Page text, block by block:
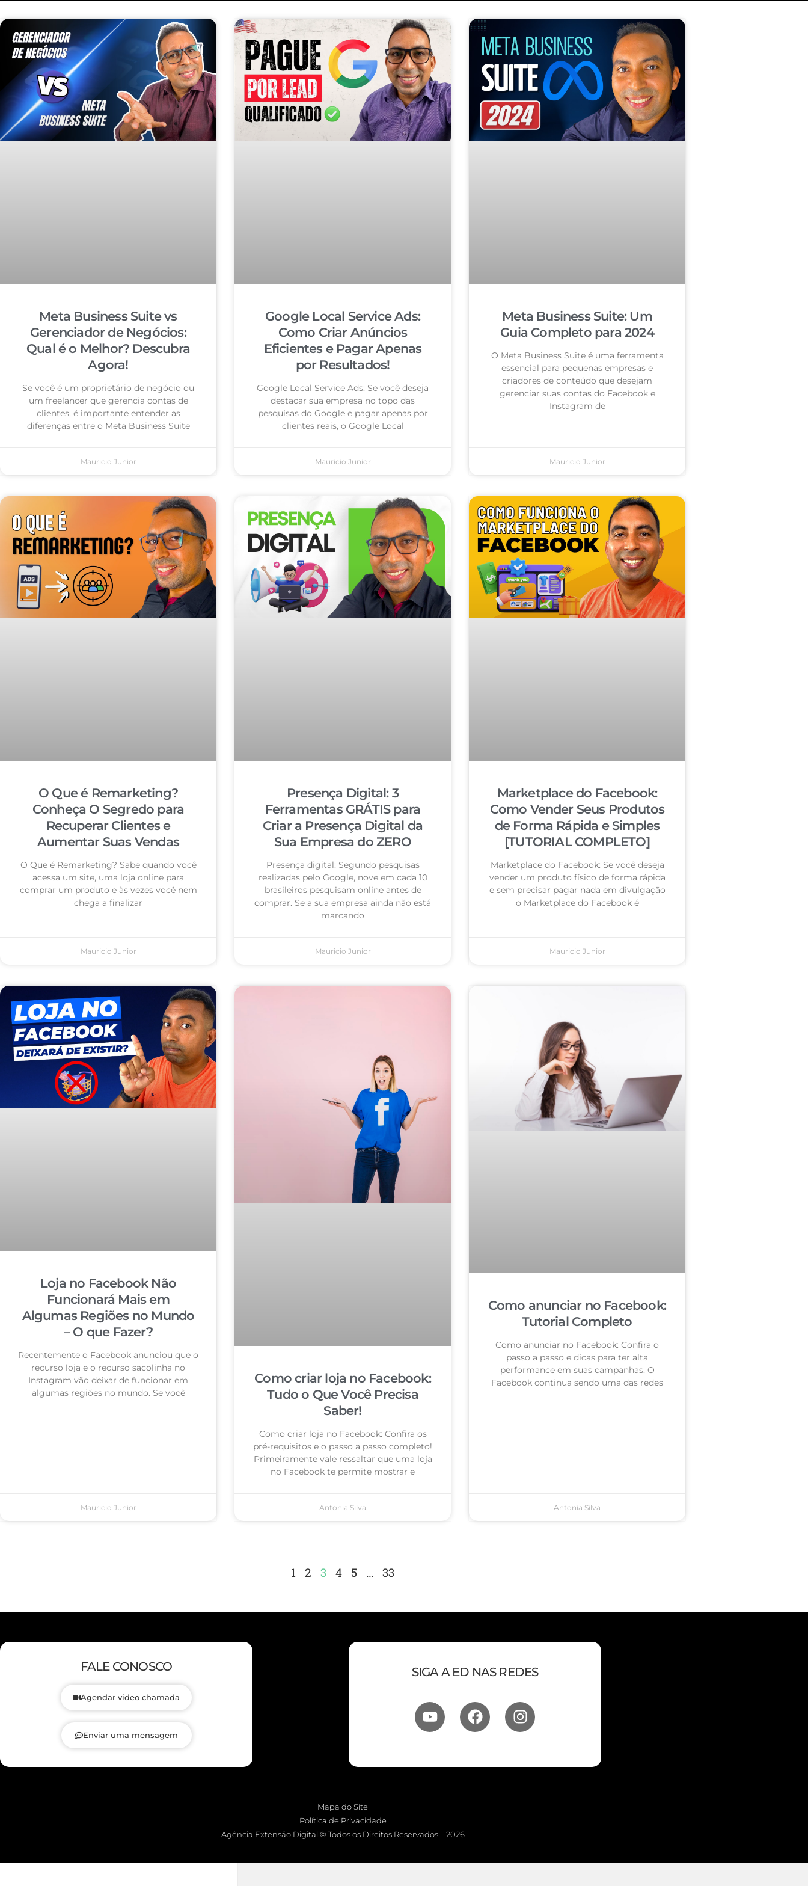
Meta Business Suite vs
Gerenciador de Negócios:
Qual é o Melhor? Descubra
Agora!
Se você é um proprietário de negócio ou
um freelancer que gerencia contas de
clientes, é importante entender as
diferenças entre o Meta Business Suite
Mauricio Junior
Google Local Service Ads:
Como Criar Anúncios
Eficientes e Pagar Apenas
por Resultados!
Google Local Service Ads: Se você deseja
destacar sua empresa no topo das
pesquisas do Google e pagar apenas por
clientes reais, o Google Local
Mauricio Junior
Meta Business Suite: Um
Guia Completo para 2024
O Meta Business Suite é uma ferramenta
essencial para pequenas empresas e
criadores de conteúdo que desejam
gerenciar suas contas do Facebook e
Instagram de
Mauricio Junior
O Que é Remarketing?
Conheça O Segredo para
Recuperar Clientes e
Aumentar Suas Vendas
O Que é Remarketing? Sabe quando você
acessa um site, uma loja online para
comprar um produto e às vezes você nem
chega a finalizar
Mauricio Junior
Presença Digital: 3
Ferramentas GRÁTIS para
Criar a Presença Digital da
Sua Empresa do ZERO
Presença digital: Segundo pesquisas
realizadas pelo Google, nove em cada 10
brasileiros pesquisam online antes de
comprar. Se a sua empresa ainda não está
marcando
Mauricio Junior
Marketplace do Facebook:
Como Vender Seus Produtos
de Forma Rápida e Simples
[TUTORIAL COMPLETO]
Marketplace do Facebook: Se você deseja
vender um produto físico de forma rápida
e sem precisar pagar nada em divulgação
o Marketplace do Facebook é
Mauricio Junior
Loja no Facebook Não
Funcionará Mais em
Algumas Regiões no Mundo
– O que Fazer?
Recentemente o Facebook anunciou que o
recurso loja e o recurso sacolinha no
Instagram vão deixar de funcionar em
algumas regiões no mundo. Se você
Mauricio Junior
Como criar loja no Facebook:
Tudo o Que Você Precisa
Saber!
Como criar loja no Facebook: Confira os
pré-requisitos e o passo a passo completo!
Primeiramente vale ressaltar que uma loja
no Facebook te permite mostrar e
Antonia Silva
Como anunciar no Facebook:
Tutorial Completo
Como anunciar no Facebook: Confira o
passo a passo e dicas para ter alta
performance em suas campanhas. O
Facebook continua sendo uma das redes
Antonia Silva
1 2 3 4 5 … 33
FALE CONOSCO
Agendar vídeo chamada
Enviar uma mensagem
SIGA A ED NAS REDES
Mapa do Site
Política de Privacidade
Agência Extensão Digital © Todos os Direitos Reservados – 2026